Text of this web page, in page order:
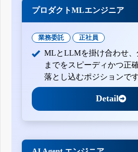
プロダクトMLエンジニア
業務委託 正社員
MLとLLMを掛け合わせ、
までをスピーディかつ正
落とし込むポジションです
Detail